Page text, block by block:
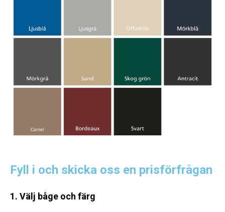
Fyll i och skicka oss en prisförfrågan
1. Välj båge och färg